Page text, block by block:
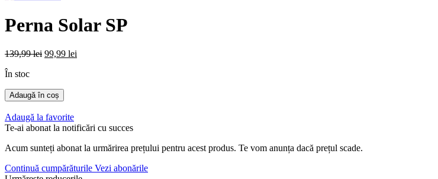
144,99 lei.
Perna Solar SP
139,99lei Prețul
139,99 lei.
99,99 lei
În stoc
Cantitate
Perna
Solar
SP
Adaugă în coș
Adaugă la favorite
Te-ai abonat la notificări cu succes
Acum sunteți abonat la urmărirea prețului pentru acest produs. Te vom anunța dacă prețul scade.
Continuă cumpărăturile Vezi abonările